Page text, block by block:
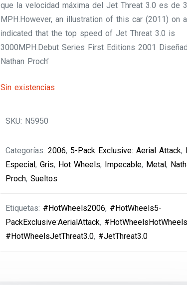
que la velocidad máxima del Jet Threat 3.0 es de
MPH.However, an illustration of this car (2011) on
indicated that the top speed of Jet Threat 3.0 is
3000MPH.Debut Series First Editions 2001
Nathan Proch’
Sin existencias
SKU: N5950
Categorías:2006, 5-Pack Exclusive: Aerial Attack,
Especial,Gris, Hot Wheels, Impecable, Metal,
Proch,Sueltos
Etiquetas: #HotWheels2006, #HotWheels5-
PackExclusive:AerialAttack,
#HotWheelsJetThreat3.0, #JetThreat3.0